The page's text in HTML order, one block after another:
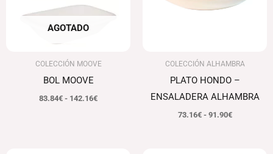
AGOTADO
COLECCIÓN MOOVE
BOL MOOVE
83.84€ - 142.16€
COLECCIÓN ALHAMBRA
PLATO HONDO –
ENSALADERA ALHAMBRA
73.16€ - 91.90€